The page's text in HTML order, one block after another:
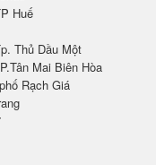
Huế
Thủ Dầu Một
Mai Biên Hòa
Rạch Giá